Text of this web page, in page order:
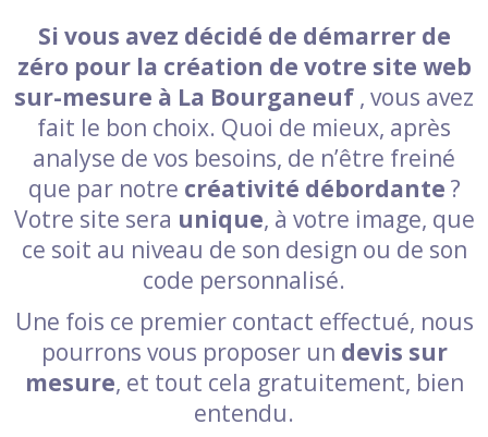
Si vous avez décidé de démarrer de
zéro pour la création de votre site web
sur-mesure à La Bourganeuf , vous avez
fait le bon choix. Quoi de mieux, après
analyse de vos besoins, de n’être freiné
que par notre créativité débordante ?
Votre site sera unique, à votre image, que
ce soit au niveau de son design ou de son
code personnalisé.
Une fois ce premier contact effectué, nous
pourrons vous proposer un devis sur
mesure, et tout cela gratuitement, bien
entendu.